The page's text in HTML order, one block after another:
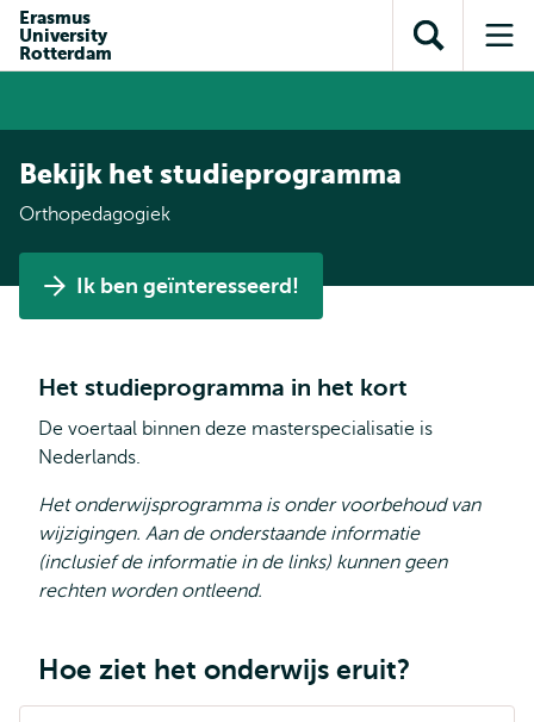
inhoud
Direct naar
subnavigatie
Erasmus
University
Rotterdam
Toon
zoekveld
Bekijk het studieprogramma
Orthopedagogiek
Ik ben geïnteresseerd!
Het studieprogramma in het kort
De voertaal binnen deze masterspecialisatie is
Nederlands.
Het onderwijsprogramma is onder voorbehoud van
wijzigingen. Aan de onderstaande informatie
(inclusief de informatie in de links) kunnen geen
rechten worden ontleend.
Hoe ziet het onderwijs eruit?